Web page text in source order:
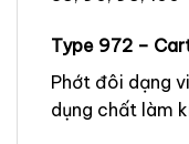
Type 972 –
Phớt đôi dạng
dụng chất làm